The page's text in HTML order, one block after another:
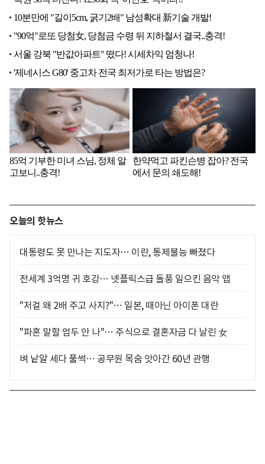
오늘의 핫뉴스
대통령도 못 만나는 지도자… 이란, 통제불능 빠졌다
전세계 3억명 귀 호강… 넷플릭스급 돌풍 일으킨 음악 앱
"저걸 왜 2배 주고 사지?"… 일본, 때아닌 아이폰 대란
"파혼 말할 엄두 안 나"… 주식으로 결혼자금 다 날린 女
벼 낱알 세다 풀썩… 공무원 목숨 앗아간 60년 관행